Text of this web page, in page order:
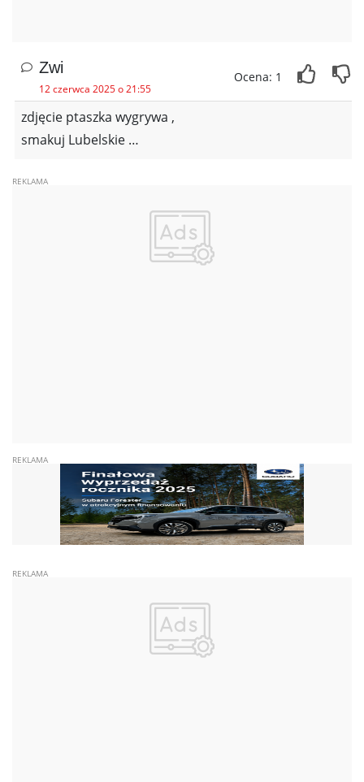
Zwi
12 czerwca 2025 o 21:55
Ocena: 1
zdjęcie ptaszka wygrywa ,
smakuj Lubelskie …